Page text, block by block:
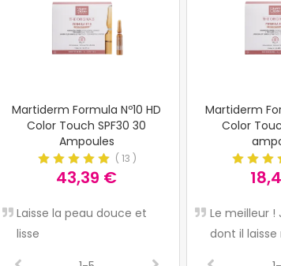
Il fonctionne vraiment et
laisse votre peau lumineuse
Il est très bon et se
remarque après peu
Martiderm Formula Nº10 HD
Color Touch SPF30 30
Ampoules
( 13 )
43,39 €
Laisse la peau douce et
lisse
Très bon
et donne de la
Martiderm
Color
Le meilleur
dont il